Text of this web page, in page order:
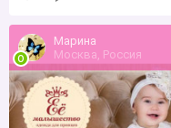
Марина
Москва, Россия